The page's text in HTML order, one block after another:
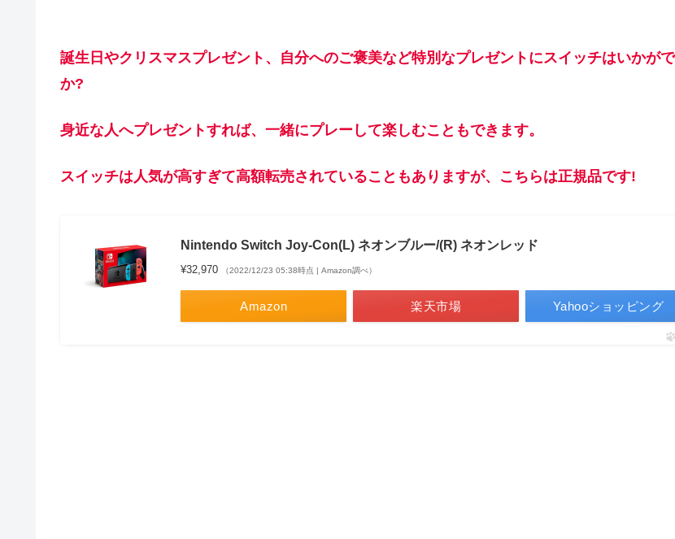
誕生日やクリスマスプレゼント、自分へのご褒美など特別なプレゼントにスイッチはいかが
か?
身近な人へプレゼントすれば、一緒にプレーして楽しむこともできます。
スイッチは人気が高すぎて高額転売されていることもありますが、こちらは正規品です!
Nintendo Switch Joy-Con(L) ネオンブルー/(R) ネオンレッド
¥32,970 （2022/12/23 05:38時点 | Amazon調べ）
Amazon 楽天市場 Yahooショッピング